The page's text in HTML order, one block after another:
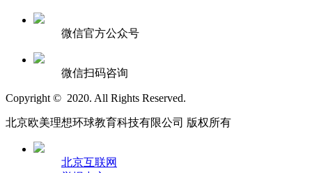
微信官方公众号
微信扫码咨询
Copyright © 2020. All Rights Reserved.
北京欧美理想环球教育科技有限公司 版权所有
北京互联网